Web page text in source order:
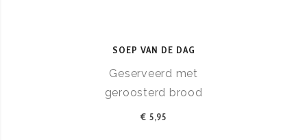
SOEP VAN DE DAG
Geserveerd met
geroosterd brood
€ 5,95